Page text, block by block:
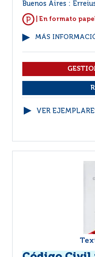
Buenos Aires :
| En formato
MÁS
VER